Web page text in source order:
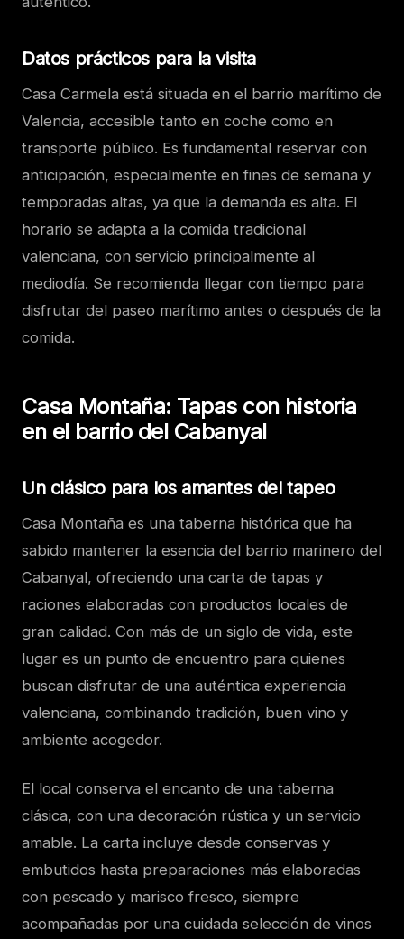
Datos prácticos para la visita
Casa Carmela está situada en el barrio marítimo de
Valencia, accesible tanto en coche como en
transporte público. Es fundamental reservar con
anticipación, especialmente en fines de semana y
temporadas altas, ya que la demanda es alta. El
horario se adapta a la comida tradicional
valenciana, con servicio principalmente al
mediodía. Se recomienda llegar con tiempo para
disfrutar del paseo marítimo antes o después de la
comida.
Casa Montaña: Tapas con historia
en el barrio del Cabanyal
Un clásico para los amantes del tapeo
Casa Montaña es una taberna histórica que ha
sabido mantener la esencia del barrio marinero del
Cabanyal, ofreciendo una carta de tapas y
raciones elaboradas con productos locales de
gran calidad. Con más de un siglo de vida, este
lugar es un punto de encuentro para quienes
buscan disfrutar de una auténtica experiencia
valenciana, combinando tradición, buen vino y
ambiente acogedor.
El local conserva el encanto de una taberna
clásica, con una decoración rústica y un servicio
amable. La carta incluye desde conservas y
embutidos hasta preparaciones más elaboradas
con pescado y marisco fresco, siempre
acompañadas por una cuidada selección de vinos